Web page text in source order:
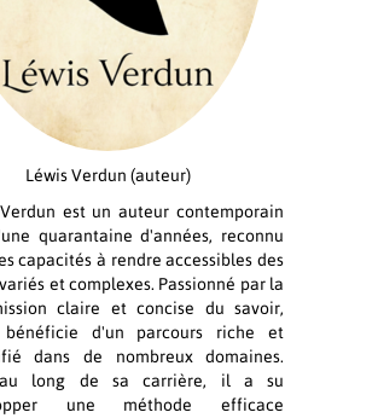
Léwis Verdun (auteur)
est un auteur contemporain
quarantaine d'années, reconnu
capacités à rendre accessibles des
et complexes. Passionné par la
claire et concise du savoir,
bénéficie d'un parcours riche et
dans de nombreux domaines.
long de sa carrière, il a su
une méthode efficace